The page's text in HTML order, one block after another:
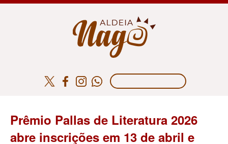
Prêmio Pallas de Literatura 2026
abre inscrições em 13 de abril e